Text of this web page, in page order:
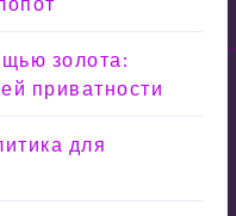
золота:
приватности
для